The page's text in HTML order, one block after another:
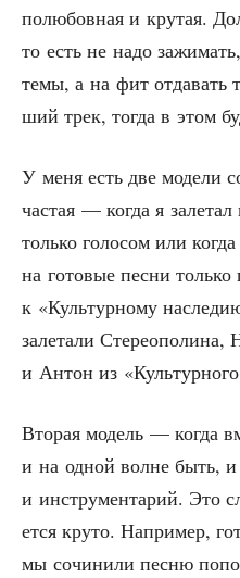
полю­бов­ная и кру­тая.
то есть не надо
темы, а на фит отда­вать
ший трек, тогда в этом
У меня есть две моде­ли
частая — когда я
толь­ко голо­сом или
на гото­вые пес­ни толь­ко
к «Куль­тур­но­му
зале­та­ли Сте­рео­по­ли­на,
и Антон из
Вто­рая модель — когда
и на одной волне быть,
и инстру­мен­та­рий. Это
ет­ся кру­то. Напри­мер,
мы сочи­ни­ли пес­ню